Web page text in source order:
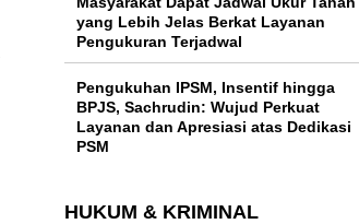
yang Lebih Jelas Berkat Layanan
Pengukuran Terjadwal
Pengukuhan IPSM, Insentif hingga
BPJS, Sachrudin: Wujud Perkuat
Layanan dan Apresiasi atas Dedikasi
PSM
HUKUM & KRIMINAL